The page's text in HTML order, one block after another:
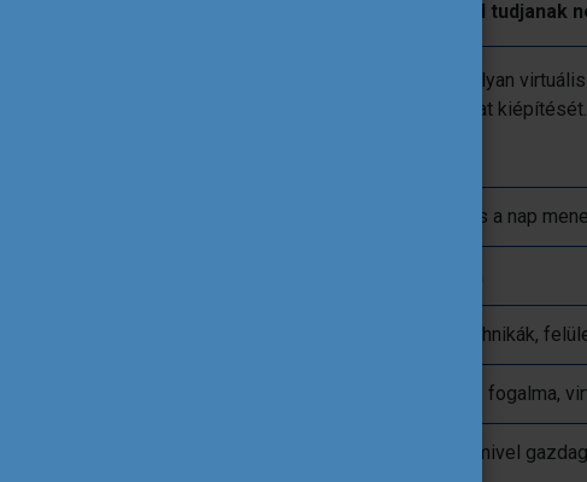
sajátosságaik figyelembevételével tudjanak
A program során bemutatásra kerülnek olyan
elősegíthetik a hatékony partnerkapcsolat kiépítését.
Bevezetés, célok és a nap
Partnerkeresési technikák,
A blended mobilitás fogalma,
Reflektív zárókör - mivel